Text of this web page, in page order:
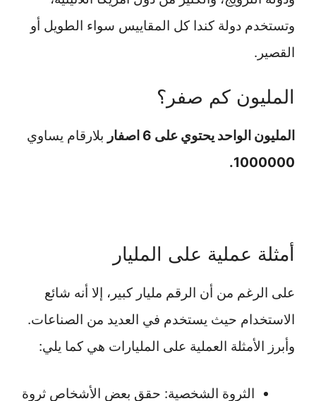
وتستخدم دولة كندا كل المقاييس سواء الطويل أو
القصير.
المليون كم صفر؟
المليون الواحد يحتوي على 6 اصفار
بلارقام يساوي
1000000.
أمثلة عملية على المليار
على الرغم من أن الرقم مليار كبير، إلا أنه شائع
الاستخدام حيث يستخدم في العديد من الصناعات.
وأبرز الأمثلة العملية على المليارات هي كما يلي:
الثروة الشخصية: حقق بعض الأشخاص ثروة